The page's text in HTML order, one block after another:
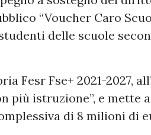
“Voucher Caro
delle scuole
Fesr Fse+ 2021-2027,
più istruzione”, e mette a
di 8 milioni di